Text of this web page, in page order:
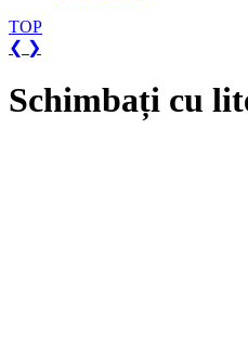
TOP
❮ ❯
Schimbați cu